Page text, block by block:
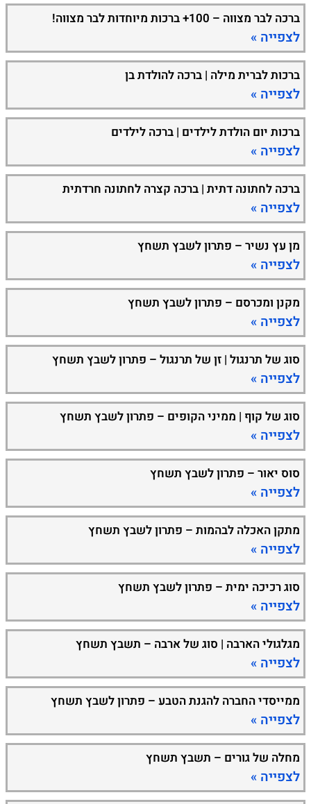
ברכה לבר מצווה – 100+ ברכות מיוחדות לבר מצווה!
לצפייה »
ברכות לברית מילה | ברכה להולדת בן
לצפייה »
ברכות יום הולדת לילדים | ברכה לילדים
לצפייה »
ברכה לחתונה דתית | ברכה קצרה לחתונה חרדתית
לצפייה »
מן עץ נשיר – פתרון לשבץ תשחץ
לצפייה »
מקנן ומכרסם – פתרון לשבץ תשחץ
לצפייה »
סוג של תרנגול | זן של תרנגול – פתרון לשבץ תשחץ
לצפייה »
סוג של קוף | ממיני הקופים – פתרון לשבץ תשחץ
לצפייה »
סוס יאור – פתרון לשבץ תשחץ
לצפייה »
מתקן האכלה לבהמות – פתרון לשבץ תשחץ
לצפייה »
סוג רכיכה ימית – פתרון לשבץ תשחץ
לצפייה »
מגלגולי הארבה | סוג של ארבה – תשבץ תשחץ
לצפייה »
ממייסדי החברה להגנת הטבע – פתרון לשבץ תשחץ
לצפייה »
מחלה של גורים – תשבץ תשחץ
לצפייה »